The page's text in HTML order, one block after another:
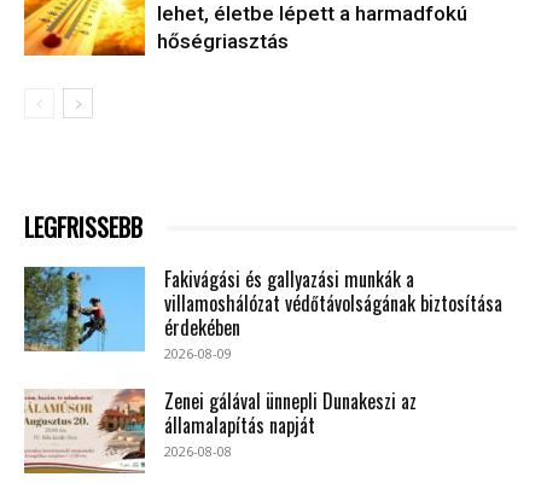
lehet, életbe lépett a harmadfokú
hőségriasztás
LEGFRISSEBB
Fakivágási és gallyazási munkák a
villamoshálózat védőtávolságának biztosítása
érdekében
2026-08-09
Zenei gálával ünnepli Dunakeszi az
államalapítás napját
2026-08-08